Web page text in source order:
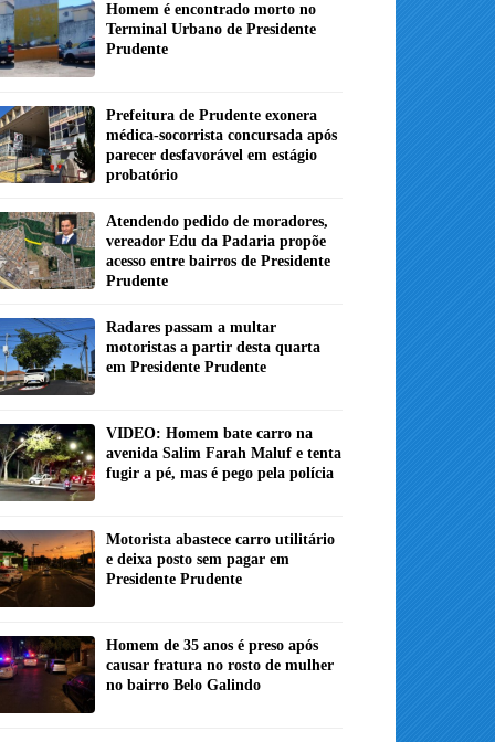
Homem é encontrado morto no
Terminal Urbano de Presidente
Prudente
Prefeitura de Prudente exonera
médica-socorrista concursada após
parecer desfavorável em estágio
probatório
Atendendo pedido de moradores,
vereador Edu da Padaria propõe
acesso entre bairros de Presidente
Prudente
Radares passam a multar
motoristas a partir desta quarta
em Presidente Prudente
VIDEO: Homem bate carro na
avenida Salim Farah Maluf e tenta
fugir a pé, mas é pego pela polícia
Motorista abastece carro utilitário
e deixa posto sem pagar em
Presidente Prudente
Homem de 35 anos é preso após
causar fratura no rosto de mulher
no bairro Belo Galindo